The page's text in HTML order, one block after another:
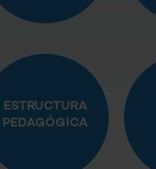
ESTRUCTURA
PEDAGÓGICA